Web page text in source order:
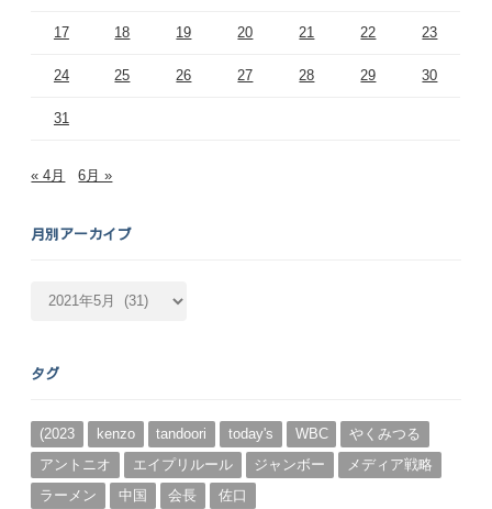
17 18 19 20 21 22 23
24 25 26 27 28 29 30
31
« 4月 6月 »
月別アーカイブ
カ
ブ
タグ
(2023 kenzo tandoori today's WBC
やくみつる
アントニオ
エイプリルール ジャンボー
メディア戦略
ラーメン
中国 会長
佐口